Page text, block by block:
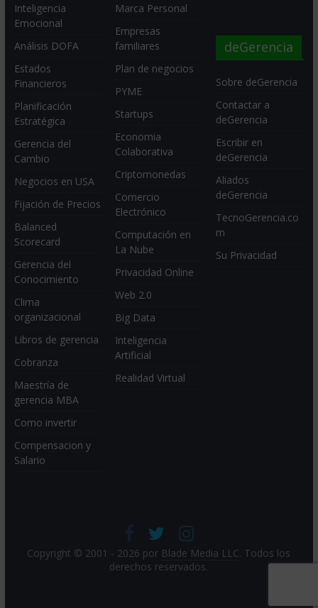
Inteligencia
Emocional
Análisis DOFA
Estados
Financieros
Planificación
Estratégica
Gerencia del
Cambio
Negocios en USA
Fijación de Precios
Balanced
Scorecard
Gerencia del
Conocimiento
Clima
organizacional
Libros de gerencia
Cobranza
Maestría de
gerencia MBA
Como invertir
Compensacion y
Salario
Marca Personal
Empresas
familiares
Plan de negocios
PYME
Startups
Economia
Colaborativa
Criptomonedas
Comercio
Electrónico
Computación en
La Nube
Privacidad Online
Web 2.0
Big Data
Inteligencia
Artificial
Realidad Virtual
deGerencia
Sobre deGerencia
Contactar a
deGerencia
Escribir en
deGerencia
Aliados
deGerencia
TecnoGerencia.co
m
Su Privacidad
Copyright © 2001 - 2026 por Blade Media LLC. Todos los
derechos reservados.